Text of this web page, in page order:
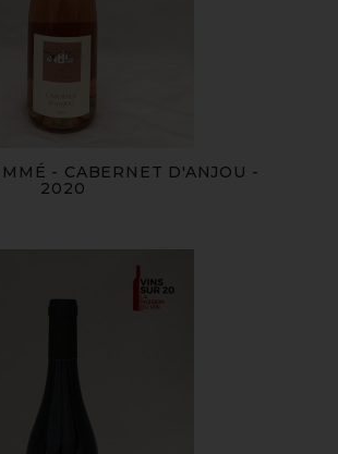
- CABERNET D'ANJOU -
2020